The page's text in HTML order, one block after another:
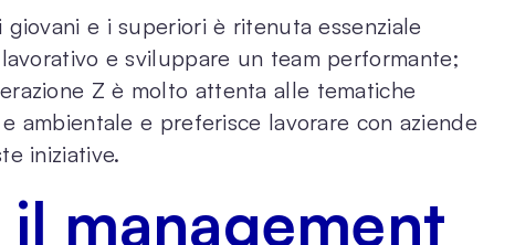
e i superiori è ritenuta essenziale
e sviluppare un team performante;
Z è molto attenta alle tematiche
ambientale e preferisce lavorare con aziende
iniziative.
management